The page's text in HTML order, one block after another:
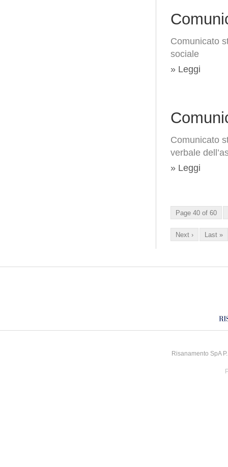
Comunicato
sociale
» Leggi
Comunicato
verbale
» Leggi
Page 40 of 60
Next › Last »
Risanamento SpA